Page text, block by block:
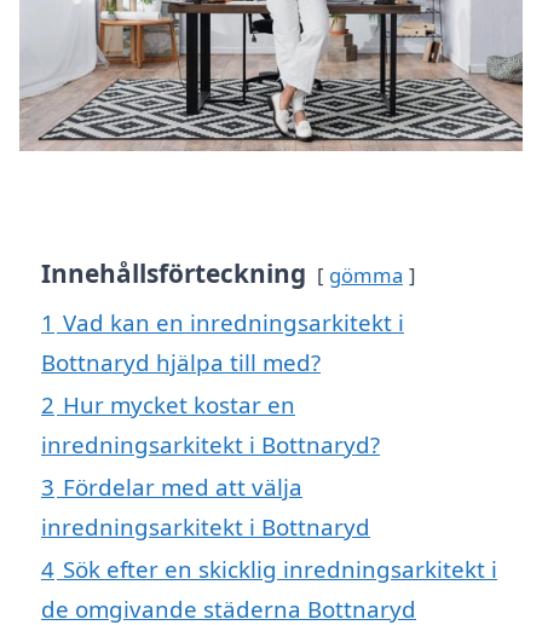
Innehållsförteckning gömma
1 Vad kan en inredningsarkitekt i
Bottnaryd hjälpa till med?
2 Hur mycket kostar en
inredningsarkitekt i Bottnaryd?
3 Fördelar med att välja
inredningsarkitekt i Bottnaryd
4 Sök efter en skicklig inredningsarkitekt i
de omgivande städerna Bottnaryd